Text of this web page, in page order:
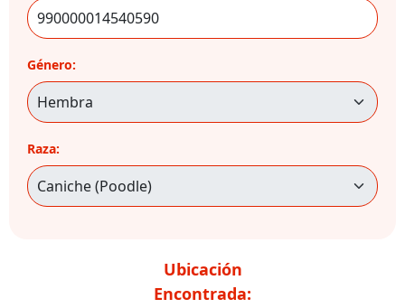
Género:
Raza:
Ubicación
Encontrada: